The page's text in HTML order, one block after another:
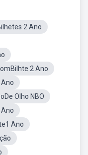
2 Ano
2 Ano
Olho NBO
Ano